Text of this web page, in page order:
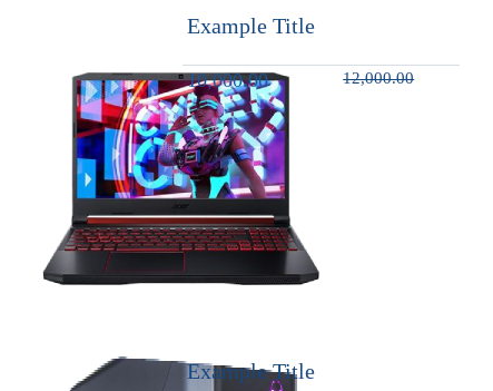
Example Title
10,000.00 12,000.00
Example Title